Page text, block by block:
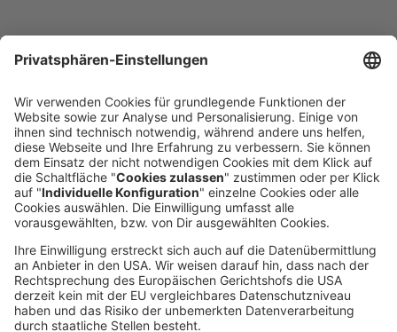
KONTAKTFORMULAR
DIREKT ANRUFEN
voxeljet 3D Newsletter
Aktuelles aus der additiven Fertigung